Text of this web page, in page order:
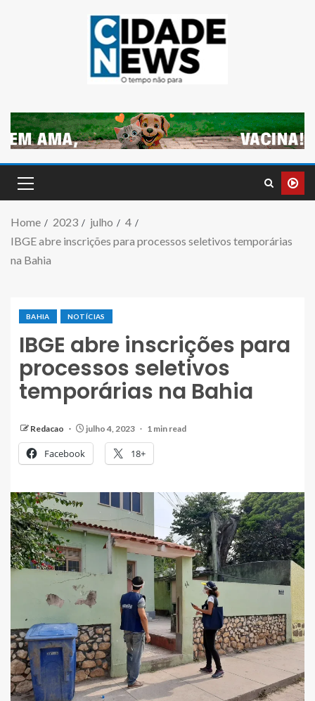
Home 2023 julho
4
IBGE abre inscrições para processos seletivos temporárias
na Bahia
BAHIA NOTÍCIAS
IBGE abre inscrições para
processos seletivos
temporárias na Bahia
Redacao julho 4, 2023 1 min read
Facebook 18+